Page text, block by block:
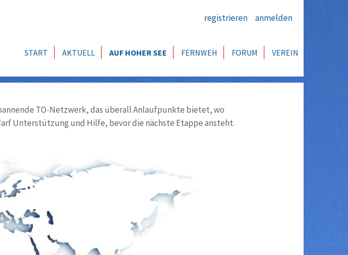
registrieren anmelden
START AKTUELL AUF HOHER SEE FERNWEH FORUM VEREIN
TO-Netzwerk, das überall Anlaufpunkte bietet, wo
Unterstützung und Hilfe, bevor die nächste Etappe ansteht.